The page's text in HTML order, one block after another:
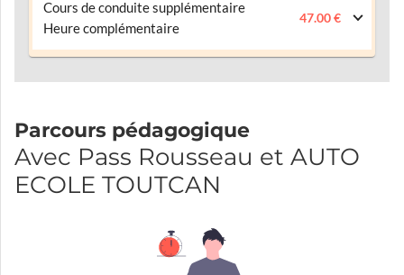
Cours de conduite supplémentaire
Heure complémentaire
47.00 €
Parcours pédagogique
Avec Pass Rousseau et AUTO
ECOLE TOUTCAN